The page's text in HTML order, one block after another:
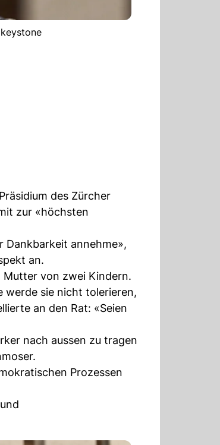
des Zürcher
zur «höchsten
Dankbarkeit annehme»,
an.
von zwei Kindern.
werde sie nicht tolerieren,
an den Rat: «Seien
nach aussen zu tragen
Prozessen